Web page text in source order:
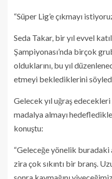
“Süper Lig’e çıkmayı
Seda Takar, bir yıl evvel
Şampiyonası’nda birçok
olduklarını, bu yıl
etmeyi beklediklerini
Gelecek yıl uğraş
madalya almayı
konuştu:
“Geleceğe yönelik buradaki
zira çok sıkıntı bir branş.